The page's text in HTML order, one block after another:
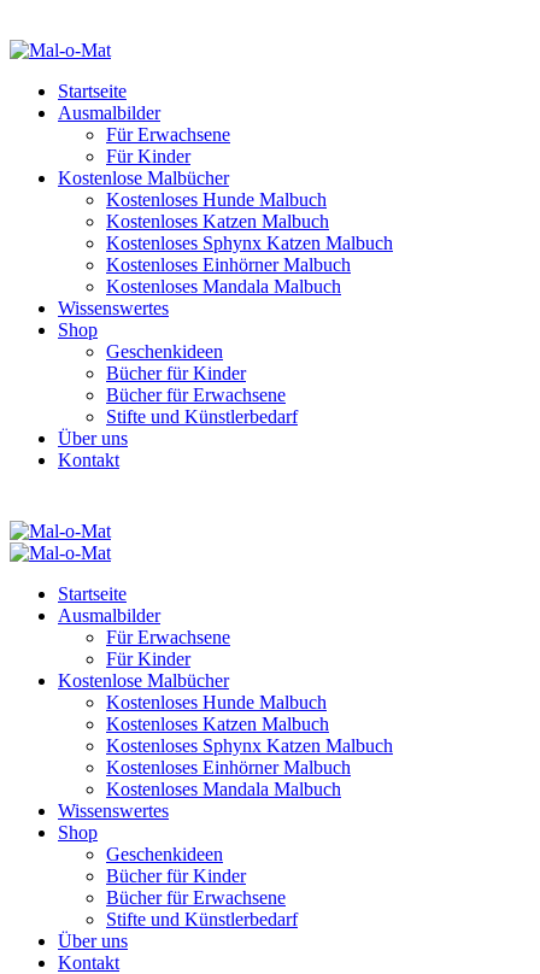
Startseite
Ausmalbilder
Für Erwachsene
Für Kinder
Kostenlose Malbücher
Kostenloses Hunde Malbuch
Kostenloses Katzen Malbuch
Kostenloses Sphynx Katzen Malbuch
Kostenloses Einhörner Malbuch
Kostenloses Mandala Malbuch
Wissenswertes
Shop
Geschenkideen
Bücher für Kinder
Bücher für Erwachsene
Stifte und Künstlerbedarf
Über uns
Kontakt
Startseite
Ausmalbilder
Für Erwachsene
Für Kinder
Kostenlose Malbücher
Kostenloses Hunde Malbuch
Kostenloses Katzen Malbuch
Kostenloses Sphynx Katzen Malbuch
Kostenloses Einhörner Malbuch
Kostenloses Mandala Malbuch
Wissenswertes
Shop
Geschenkideen
Bücher für Kinder
Bücher für Erwachsene
Stifte und Künstlerbedarf
Über uns
Kontakt